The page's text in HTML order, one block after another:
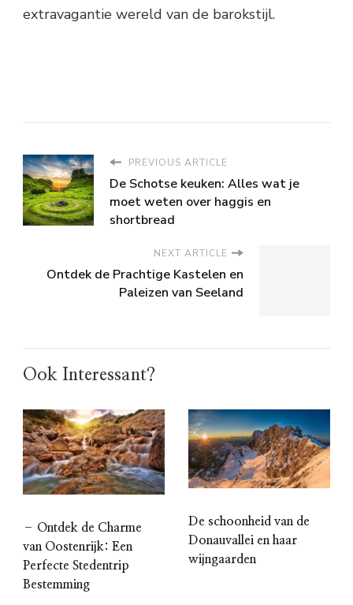
extravagantie wereld van de barokstijl.
PREVIOUS ARTICLE
De Schotse keuken: Alles wat je
moet weten over haggis en
shortbread
NEXT ARTICLE
Ontdek de Prachtige Kastelen en
Paleizen van Seeland
Ook Interessant?
– Ontdek de Charme
van Oostenrijk: Een
Perfecte Stedentrip
Bestemming
De schoonheid van de
Donauvallei en haar
wijngaarden